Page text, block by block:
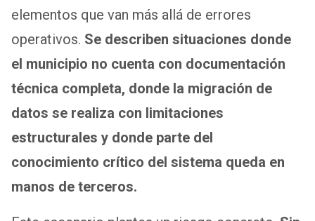
elementos que van más allá de errores
operativos. Se describen situaciones donde
el municipio no cuenta con documentación
técnica completa, donde la migración de
datos se realiza con limitaciones
estructurales y donde parte del
conocimiento crítico del sistema queda en
manos de terceros.